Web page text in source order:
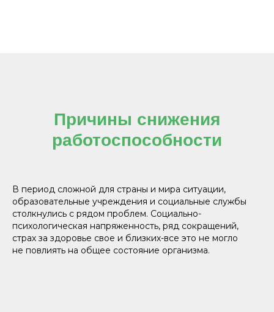
Причины снижения
работоспособности
В период сложной для страны и мира ситуации,
образовательные учреждения и социальные службы
столкнулись с рядом проблем. Социально-
психологическая напряженность, ряд сокращений,
страх за здоровье свое и близких-все это не могло
не повлиять на общее состояние организма.